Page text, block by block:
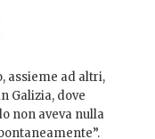
assieme ad altri,
Galizia, dove
non aveva nulla